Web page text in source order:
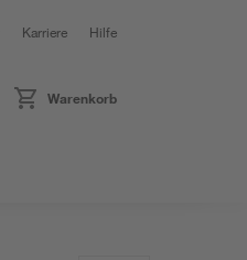
Karriere Hilfe
Warenkorb